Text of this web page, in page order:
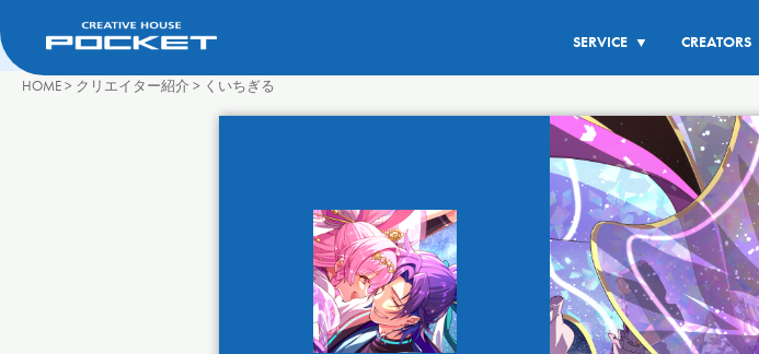
SERVICE ▼ CREATORS
HOME> クリエイター紹介 > くいちぎる